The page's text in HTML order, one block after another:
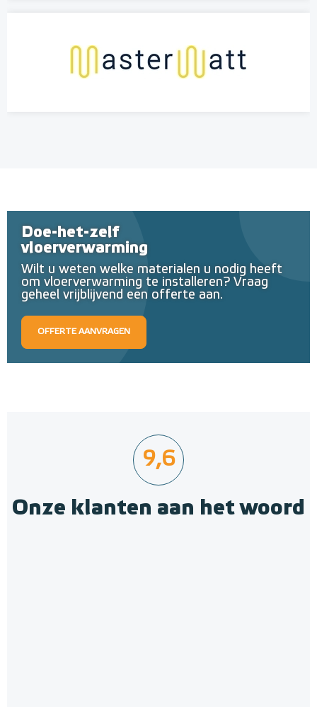
Doe-het-zelf
vloerverwarming
Wilt u weten welke materialen u nodig heeft
om vloerverwarming te installeren? Vraag
geheel vrijblijvend een offerte aan.
OFFERTE AANVRAGEN
9,6
Onze klanten aan het woord